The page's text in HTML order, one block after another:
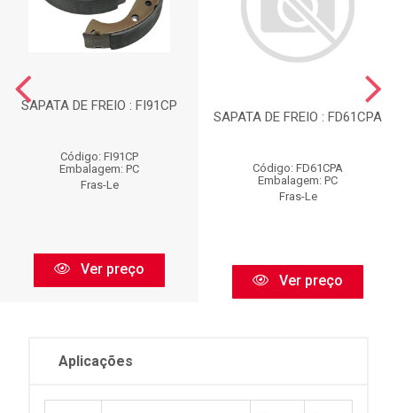
SAPATA DE FREIO : FI91CP
Código: FI91CP
Embalagem: PC
Fras-Le
Ver preço
SAPATA DE FREIO : FD61CPA
Código: FD61CPA
Embalagem: PC
Fras-Le
Ver preço
Aplicações